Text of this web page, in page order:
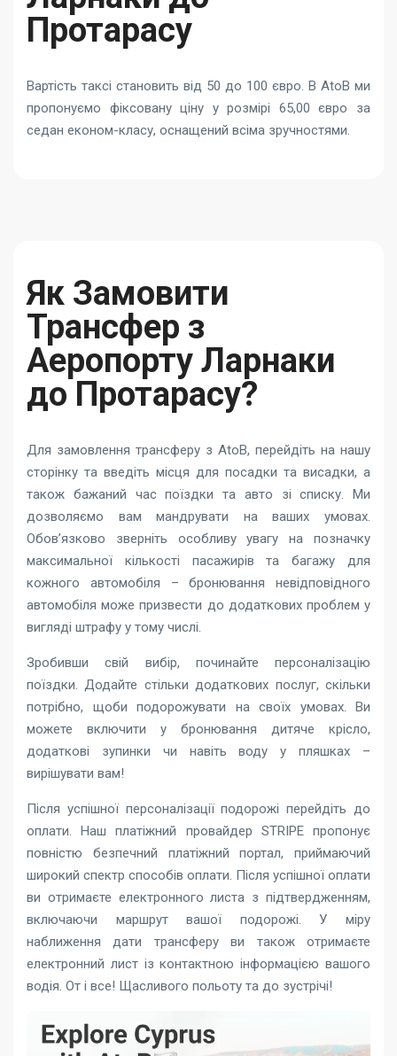
Протарасу
Вартість таксі становить від 50 до 100 євро. В AtoB ми
пропонуємо фіксовану ціну у розмірі 65,00 євро за
седан економ-класу, оснащений всіма зручностями.
Як Замовити
Трансфер з
Аеропорту Ларнаки
до Протарасу?
Для замовлення трансферу з AtoB, перейдіть на нашу
сторінку та введіть місця для посадки та висадки, а
також бажаний час поїздки та авто зі списку. Ми
дозволяємо вам мандрувати на ваших умовах.
Обов’язково зверніть особливу увагу на позначку
максимальної кількості пасажирів та багажу для
кожного автомобіля – бронювання невідповідного
автомобіля може призвести до додаткових проблем у
вигляді штрафу у тому числі.
Зробивши свій вибір, починайте персоналізацію
поїздки. Додайте стільки додаткових послуг, скільки
потрібно, щоби подорожувати на своїх умовах. Ви
можете включити у бронювання дитяче крісло,
додаткові зупинки чи навіть воду у пляшках –
вирішувати вам!
Після успішної персоналізації подорожі перейдіть до
оплати. Наш платіжний провайдер STRIPE пропонує
повністю безпечний платіжний портал, приймаючий
широкий спектр способів оплати. Після успішної оплати
ви отримаєте електронного листа з підтвердженням,
включаючи маршрут вашої подорожі. У міру
наближення дати трансферу ви також отримаєте
електронний лист із контактною інформацією вашого
водія. От і все! Щасливого польоту та до зустрічі!